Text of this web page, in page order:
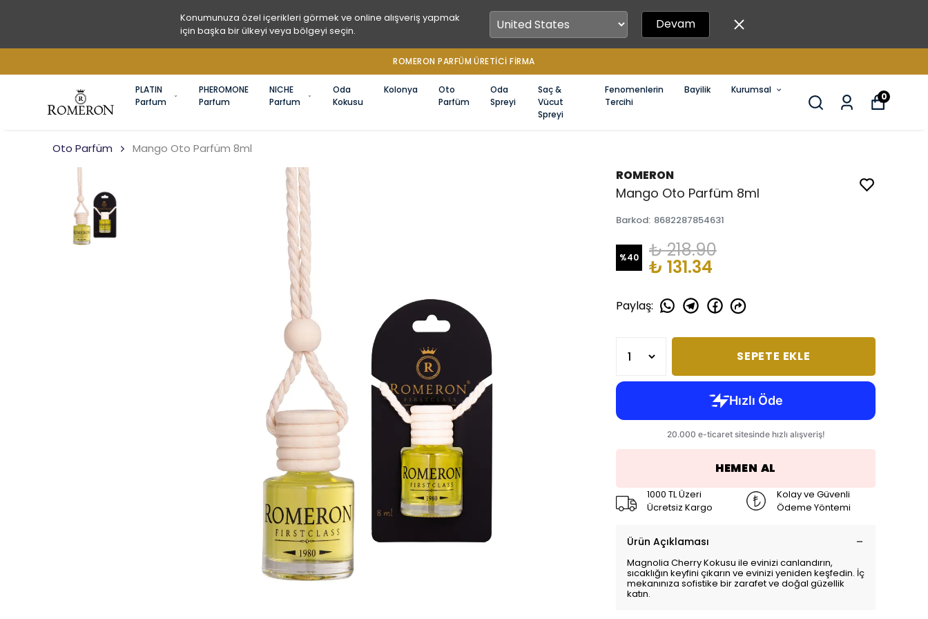
Konumunuza özel içerikleri görmek ve online alışveriş yapmak
için başka bir ülkeyi veya bölgeyi seçin.
Devam
1000 TL ÜZERİ ÜCRETSİZ KARGO
PLATIN
Parfum
PHEROMONE
Parfum
NICHE
Parfum
Oda
Kokusu
Kolonya
Oto
Parfüm
Oda
Spreyi
Saç &
Vücut
Spreyi
Fenomenlerin
Tercihi
Bayilik Kurumsal
0
Oto Parfüm Mango Oto Parfüm 8ml
ROMERON
Mango Oto Parfüm 8ml
Barkod: 8682287854631
%40 ₺ 218.90
₺ 131.34
Paylaş:
SEPETE EKLE
HEMEN AL
1000 TL Üzeri
Ücretsiz Kargo
Kolay ve Güvenli
Ödeme Yöntemi
Ürün Açıklaması
Magnolia Cherry Kokusu ile evinizi canlandırın,
sıcaklığın keyfini çıkarın ve evinizi yeniden keşfedin. İç
mekanınıza sofistike bir zarafet ve doğal güzellik
katın.